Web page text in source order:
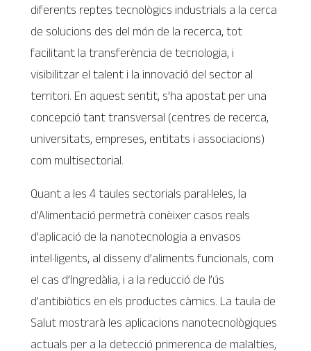
diferents reptes tecnològics industrials a la cerca
de solucions des del món de la recerca, tot
facilitant la transferència de tecnologia, i
visibilitzar el talent i la innovació del sector al
territori. En aquest sentit, s’ha apostat per una
concepció tant transversal (centres de recerca,
universitats, empreses, entitats i associacions)
com multisectorial.
Quant a les 4 taules sectorials paral·leles, la
d’Alimentació permetrà conèixer casos reals
d’aplicació de la nanotecnologia a envasos
intel·ligents, al disseny d’aliments funcionals, com
el cas d’Ingredàlia, i a la reducció de l’ús
d’antibiòtics en els productes càrnics. La taula de
Salut mostrarà les aplicacions nanotecnològiques
actuals per a la detecció primerenca de malalties,